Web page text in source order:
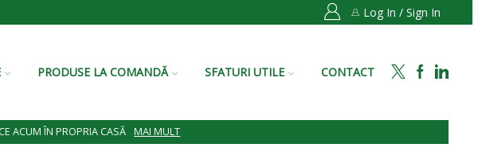
Log In / Sign In
PRODUSE LA COMANDĂ SFATURI UTILE CONTACT
ACUM ÎN PROPRIA CASĂ MAI MULT